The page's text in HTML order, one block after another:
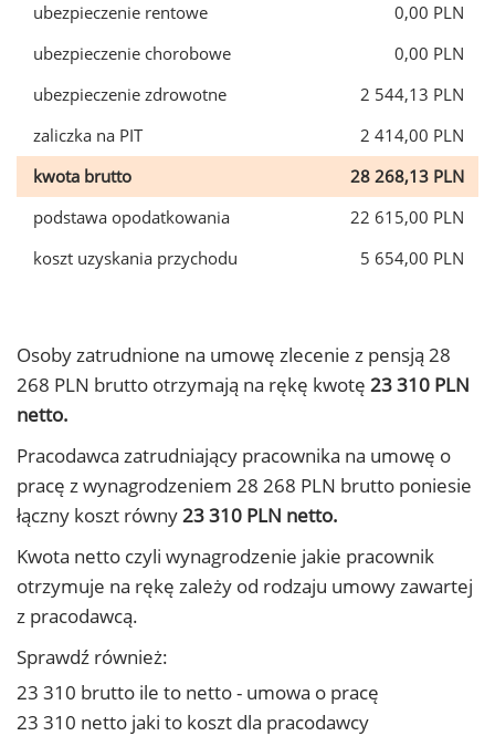
ubezpieczenie rentowe
0,00 PLN
ubezpieczenie chorobowe
0,00 PLN
ubezpieczenie zdrowotne
2 544,13 PLN
zaliczka na PIT
2 414,00 PLN
kwota brutto
28 268,13 PLN
podstawa opodatkowania
22 615,00 PLN
koszt uzyskania przychodu
5 654,00 PLN
Osoby zatrudnione na umowę zlecenie z pensją 28
268 PLN brutto otrzymają na rękę kwotę 23 310 PLN
netto.
Pracodawca zatrudniający pracownika na umowę o
pracę z wynagrodzeniem 28 268 PLN brutto poniesie
łączny koszt równy23 310 PLN netto.
Kwota netto czyli wynagrodzenie jakie pracownik
otrzymuje na rękę zależy od rodzaju umowy zawartej
z pracodawcą.
Sprawdź również:
23 310 brutto ile to netto - umowa o pracę
23 310 netto jaki to koszt dla pracodawcy